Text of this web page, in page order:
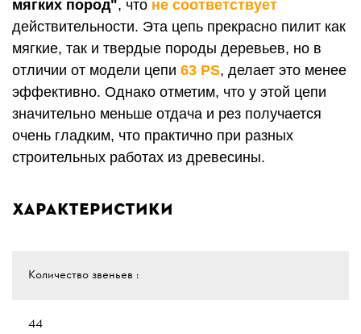
мягких пород", что не соответствует
действительности. Эта цепь прекрасно пилит как
мягкие, так и твердые породы деревьев, но в
отличии от модели цепи 63 PS, делает это менее
эффективно. Однако отметим, что у этой цепи
значительно меньше отдача и рез получается
очень гладким, что практично при разных
строительных работах из древесины.
Характеристики
Количество звеньев :
44